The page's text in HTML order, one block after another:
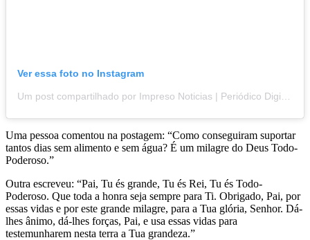
Ver essa foto no Instagram
Uma pessoa comentou na postagem: “Como conseguiram suportar
tantos dias sem alimento e sem água? É um milagre do Deus Todo-
Poderoso.”
Outra escreveu: “Pai, Tu és grande, Tu és Rei, Tu és Todo-
Poderoso. Que toda a honra seja sempre para Ti. Obrigado, Pai, por
essas vidas e por este grande milagre, para a Tua glória, Senhor. Dá-
lhes ânimo, dá-lhes forças, Pai, e usa essas vidas para
testemunharem nesta terra a Tua grandeza.”